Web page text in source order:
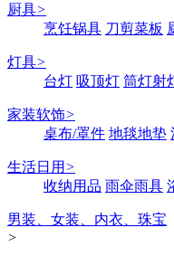
厨具>
烹饪锅具 刀剪菜板
灯具>
台灯 吸顶灯 筒灯射
家装软饰>
桌布/罩件 地毯地垫
生活日用 >
收纳用品 雨伞雨具
男装、女装、内衣、珠宝
>